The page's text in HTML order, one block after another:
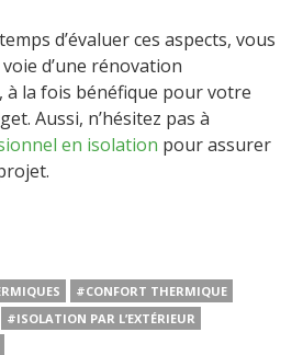
d’évaluer ces aspects, vous
d’une rénovation
à la fois bénéfique pour votre
Aussi, n’hésitez pas à
en isolation pour assurer
#CONFORT THERMIQUE
#ISOLATION PAR L’EXTÉRIEUR